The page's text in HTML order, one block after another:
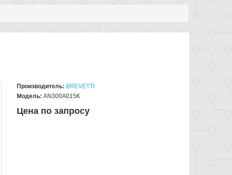
Производитель: BREVETTI
Модель: AN300A015K
Цена по запросу